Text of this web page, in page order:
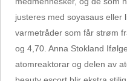
justeres med soyasaus eller
varmetråder som får strøm
og 4,70. Anna Stokland
atomreaktorar og delen av